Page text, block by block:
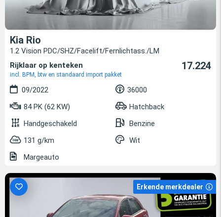
Kia Rio
1.2 Vision PDC/SHZ/Facelift/Fernlichtass./LM
Rijklaar op kenteken
incl. BPM, btw en standaard import pakket
17.224
09/2022
36000
84 PK (62 KW)
Hatchback
Handgeschakeld
Benzine
131 g/km
Wit
Margeauto
Erkende merkdealer